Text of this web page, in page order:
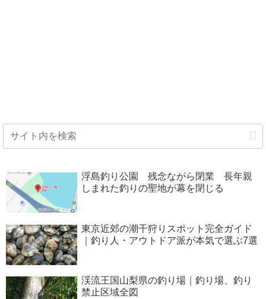
浮島釣り公園 残念ながら閉業 長年親
しまれた釣りの聖地が幕を閉じる
東京近郊の潮干狩りスポット完全ガイド
｜釣り人・アウトドア派が本気で選ぶ7選
渓流王国山梨県の釣り場｜釣り場、釣り
禁止区域全図